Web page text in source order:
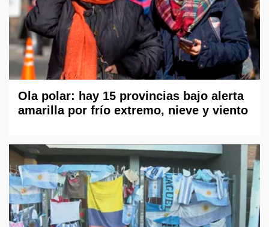
Ola polar: hay 15 provincias bajo alerta
amarilla por frío extremo, nieve y viento